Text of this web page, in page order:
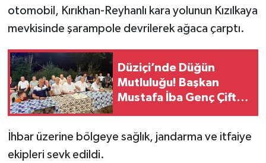
otomobil, Kırıkhan-Reyhanlı kara yolunun Kızılkaya
mevkisinde şarampole devrilerek ağaca çarptı.
Düziçi’nde Düğün
Mutluluğu! Başkan
Mustafa İba Genç Çifti
İhbar üzerine bölgeye sağlık, jandarma ve itfaiye
ekipleri sevk edildi.